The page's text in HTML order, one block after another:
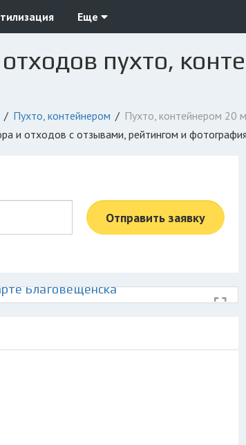
Еще
пухто,
Пухто, контейнером
Пухто, контейнером 20
и отходов с отзывами, рейтингом и
Отправить заявку
Благовещенска